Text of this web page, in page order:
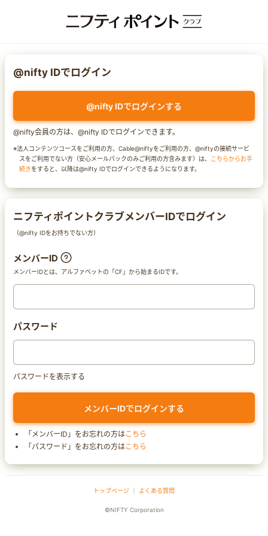
@nifty IDでログイン
@nifty IDでログインする
@nifty会員の方は、@nifty IDでログインできます。
※法人コンテンツコースをご利用の方、Cable@niftyをご利用の方、@niftyの接続サービ
スをご利用でない方（安心メールパックのみご利用の方含みます）は、 こちらからお手
続きをすると、以降は@nifty IDでログインできるようになります。
ニフティポイントクラブメンバーIDでログイン
（@nifty IDをお持ちでない方）
メンバーID
メンバーIDとは、アルファベットの「CF」から始まるIDです。
パスワード
パスワードを表示する
「メンバーID」をお忘れの方はこちら
「パスワード」をお忘れの方はこちら
トップページ よくある質問
©NIFTY Corporation